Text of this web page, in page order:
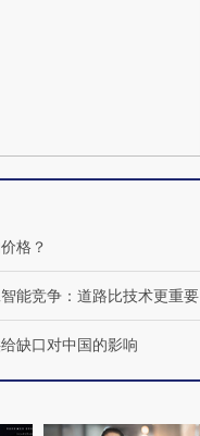
格？
能竞争：道路比技术更重要
缺口对中国的影响